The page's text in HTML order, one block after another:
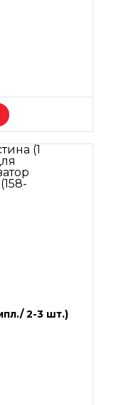
2-3 шт.)